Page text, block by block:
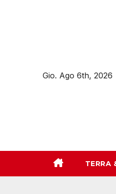
Gio. Ago 6th, 2026
TERRA